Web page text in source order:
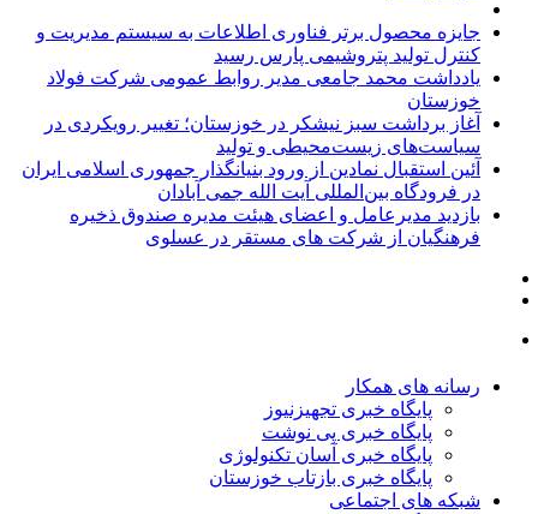
جایزه محصول برتر فناوری اطلاعات به سیستم مدیریت و
کنترل تولید پتروشیمی پارس رسید
یادداشت محمد جامعی مدیر روابط عمومی شرکت فولاد
خوزستان
آغاز برداشت سبز نیشکر در خوزستان؛ تغییر رویکردی در
سیاست‌های زیست‌محیطی و تولید
آئین استقبال نمادین از ورود بنیانگذار جمهوری اسلامی ایران
در فرودگاه بین‌المللی آیت الله جمی آبادان
بازدید مدیرعامل و اعضای هیئت مدیره صندوق ذخیره
فرهنگیان از شرکت های مستقر در عسلوی
رسانه های همکار
پایگاه خبری تجهیزنیوز
پایگاه خبری پی نوشت
پایگاه خبری آسان تکنولوژی
پایگاه خبری بازتاب خوزستان
شبکه های اجتماعی